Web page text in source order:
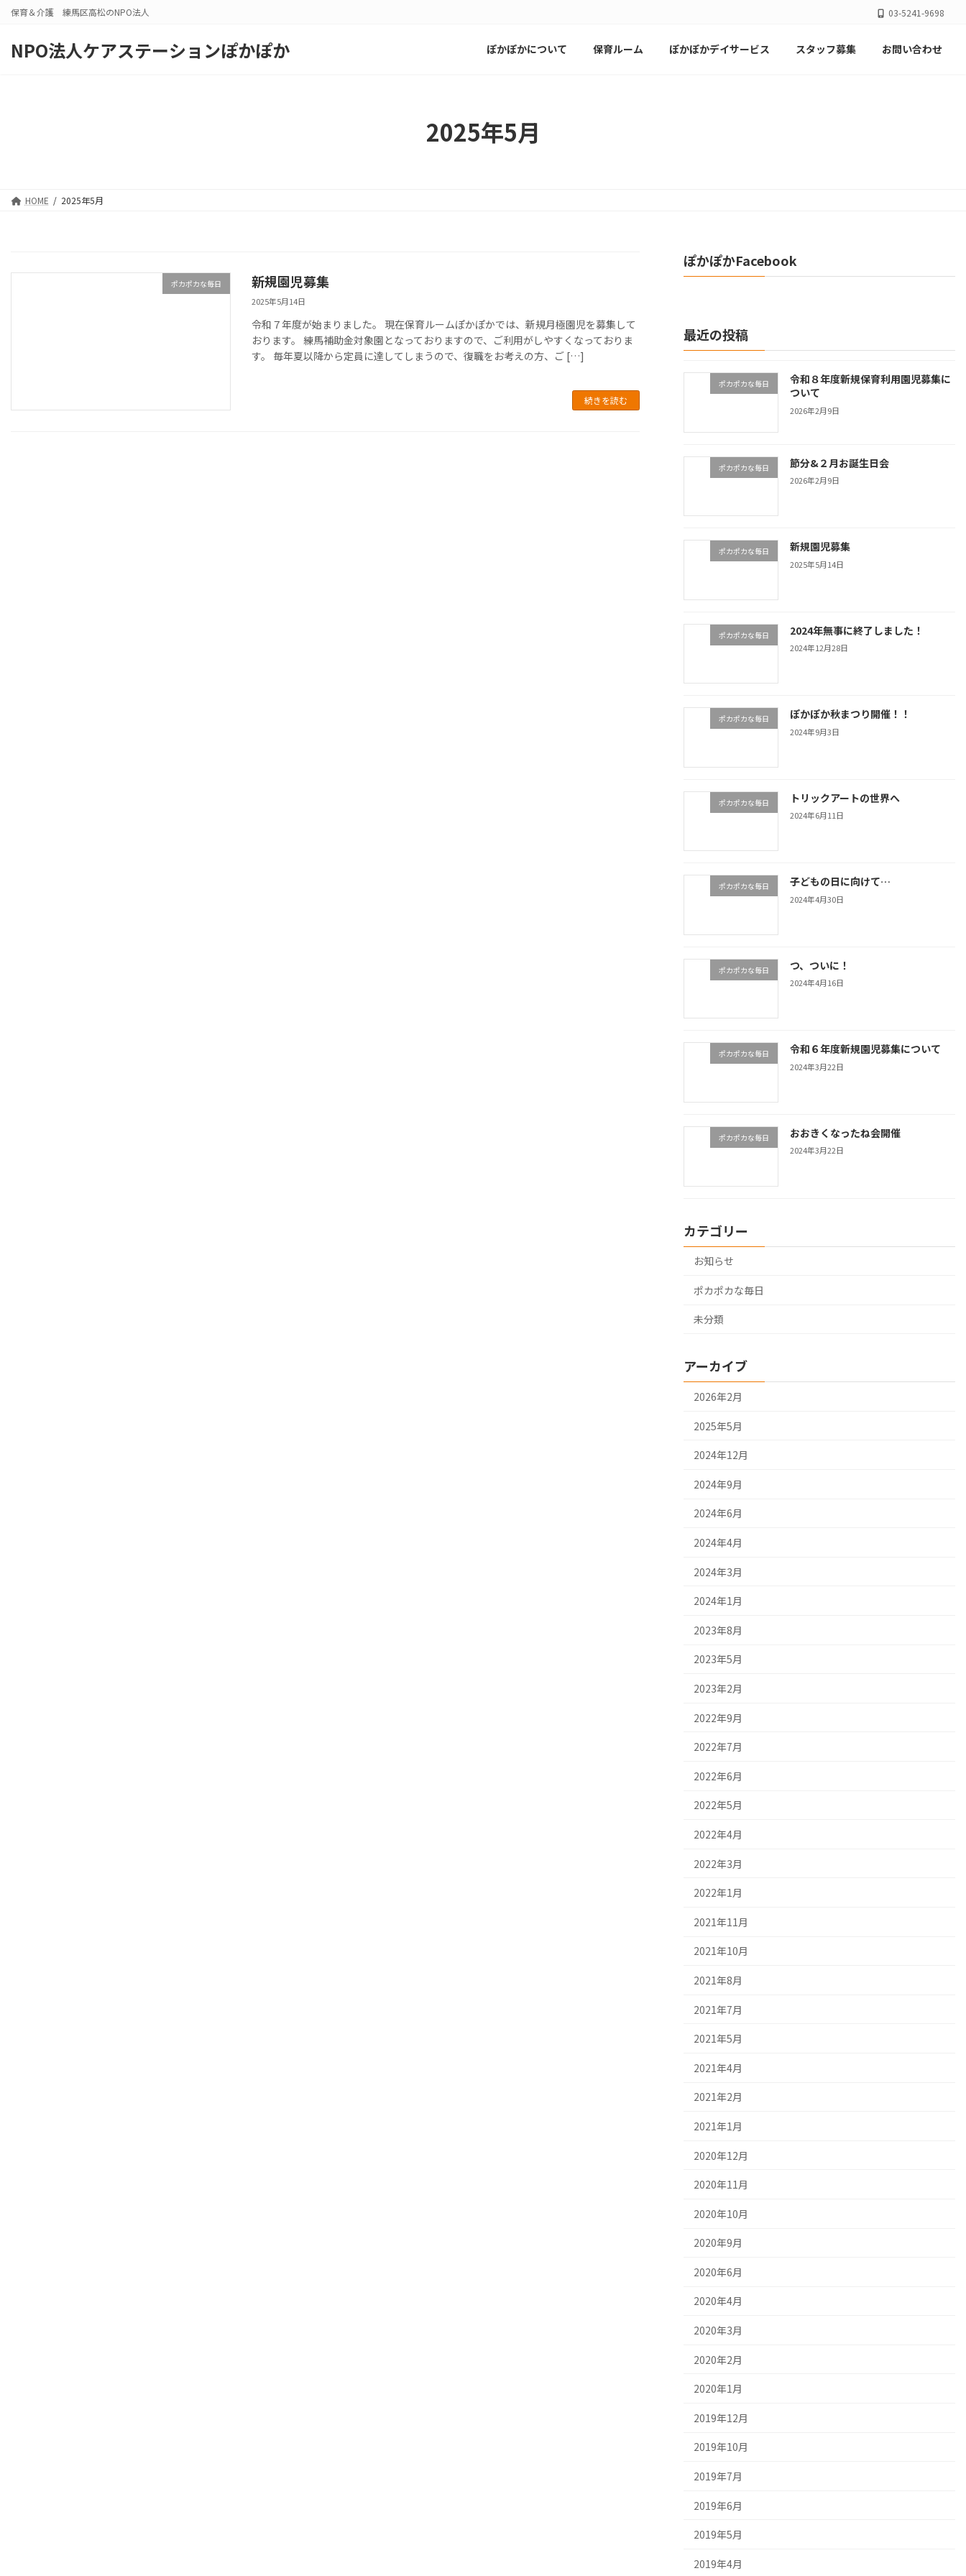
保育＆介護 練馬区高松のNPO法人 03-5241-9698
NPO法人ケアステーションぽかぽか ぽかぽかについて 保育ルーム ぽかぽかデイサービス スタッフ募集 お問い合わせ
2025年5月
HOME 2025年5月
ポカポカな毎日 新規園児募集
2025年5月14日
令和７年度が始まりました。 現在保育ルームぽかぽかでは、新規月極園児を募集して
おります。 練馬補助金対象園となっておりますので、ご利用がしやすくなっておりま
す。 毎年夏以降から定員に達してしまうので、復職をお考えの方、ご […]
続きを読む
ぽかぽかFacebook
最近の投稿
ポカポカな毎日
令和８年度新規保育利用園児募集に
ついて
2026年2月9日
ポカポカな毎日 節分&２月お誕生日会
2026年2月9日
ポカポカな毎日 新規園児募集
2025年5月14日
ポカポカな毎日 2024年無事に終了しました！
2024年12月28日
ポカポカな毎日 ぽかぽか秋まつり開催！！
2024年9月3日
ポカポカな毎日 トリックアートの世界へ
2024年6月11日
ポカポカな毎日 子どもの日に向けて…
2024年4月30日
ポカポカな毎日 つ、ついに！
2024年4月16日
ポカポカな毎日 令和６年度新規園児募集について
2024年3月22日
ポカポカな毎日 おおきくなったね会開催
2024年3月22日
カテゴリー
お知らせ
ポカポカな毎日
未分類
アーカイブ
2026年2月
2025年5月
2024年12月
2024年9月
2024年6月
2024年4月
2024年3月
2024年1月
2023年8月
2023年5月
2023年2月
2022年9月
2022年7月
2022年6月
2022年5月
2022年4月
2022年3月
2022年1月
2021年11月
2021年10月
2021年8月
2021年7月
2021年5月
2021年4月
2021年2月
2021年1月
2020年12月
2020年11月
2020年10月
2020年9月
2020年6月
2020年4月
2020年3月
2020年2月
2020年1月
2019年12月
2019年10月
2019年7月
2019年6月
2019年5月
2019年4月